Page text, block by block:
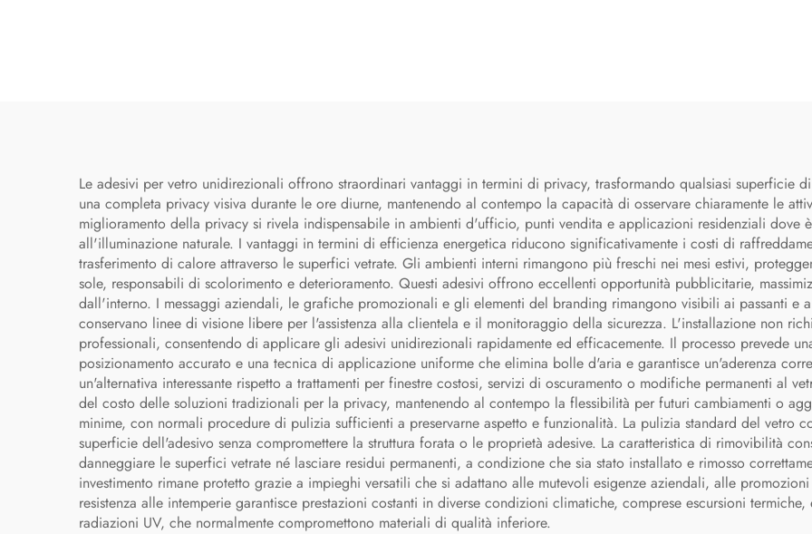
Le adesivi per vetro unidirezionali offrono straordinari vantaggi in termini di privacy, trasformando qualsiasi superficie
una completa privacy visiva durante le ore diurne, mantenendo al contempo la capacità di osservare chiaramente le
miglioramento della privacy si rivela indispensabile in ambienti d'ufficio, punti vendita e applicazioni residenziali dove
all'illuminazione naturale. I vantaggi in termini di efficienza energetica riducono significativamente i costi di
trasferimento di calore attraverso le superfici vetrate. Gli ambienti interni rimangono più freschi nei mesi estivi,
sole, responsabili di scolorimento e deterioramento. Questi adesivi offrono eccellenti opportunità pubblicitarie,
dall'interno. I messaggi aziendali, le grafiche promozionali e gli elementi del branding rimangono visibili ai passanti
conservano linee di visione libere per l'assistenza alla clientela e il monitoraggio della sicurezza. L'installazione non
professionali, consentendo di applicare gli adesivi unidirezionali rapidamente ed efficacemente. Il processo prevede
posizionamento accurato e una tecnica di applicazione uniforme che elimina bolle d'aria e garantisce un'aderenza
un'alternativa interessante rispetto a trattamenti per finestre costosi, servizi di oscuramento o modifiche permanenti al
del costo delle soluzioni tradizionali per la privacy, mantenendo al contempo la flessibilità per futuri cambiamenti o
minime, con normali procedure di pulizia sufficienti a preservarne aspetto e funzionalità. La pulizia standard del vetro
superficie dell'adesivo senza compromettere la struttura forata o le proprietà adesive. La caratteristica di rimovibilità
danneggiare le superfici vetrate né lasciare residui permanenti, a condizione che sia stato installato e rimosso
investimento rimane protetto grazie a impieghi versatili che si adattano alle mutevoli esigenze aziendali, alle
resistenza alle intemperie garantisce prestazioni costanti in diverse condizioni climatiche, comprese escursioni
radiazioni UV, che normalmente compromettono materiali di qualità inferiore.